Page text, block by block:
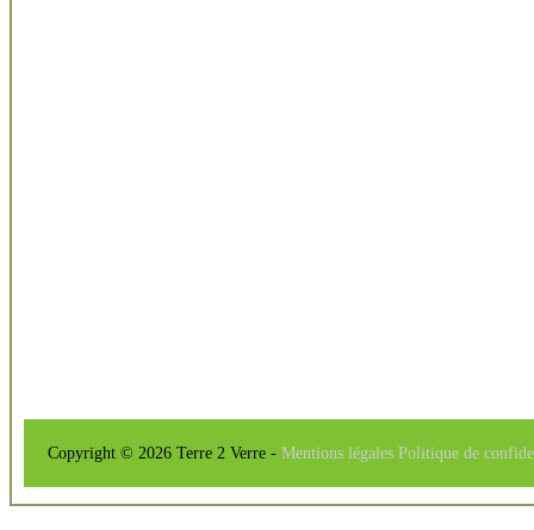
Copyright © 2026 Terre 2 Verre - Mentions légales Politique de